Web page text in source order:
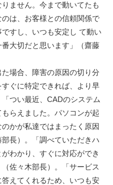
ません。今まで動いてたも
は、お客様との信頼関係で
すし、いつも安定し て動い
大切だと思います」（齋藤
場合、障害の原因の切り分
ぐに特定できれば、より早
つい最近、CADのシステム
らえました。パソコンが起
かが私達ではまったく原因
長）。「調べていただきハ
わかり、すぐに対応ができ
佐々木部長）。「サービス
えてくれるため、いつも安